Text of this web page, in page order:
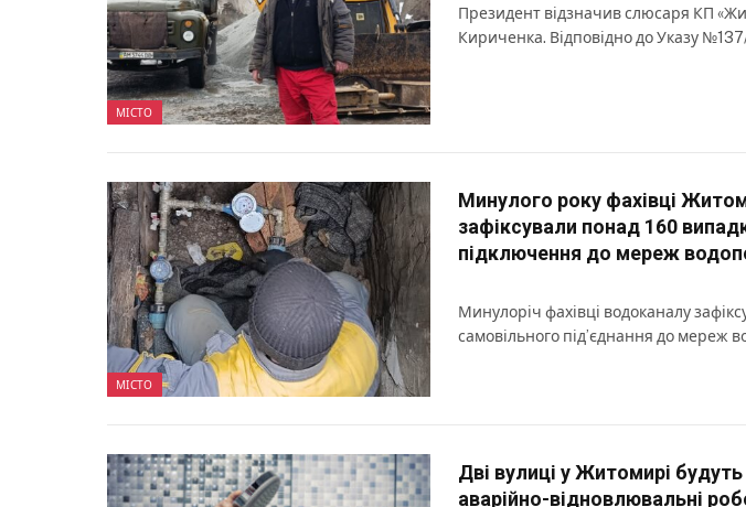
МІСТО
Президент відзначив слюсаря КП
Кириченка. Відповідно до Указу
МІСТО
Минулого року фахівці
зафіксували понад 160
підключення до мереж
Минулоріч фахівці водоканалу
самовільного під’єднання до мереж
Дві вулиці у Житомирі
аварійно-відновлювальні